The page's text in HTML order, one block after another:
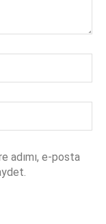
adımı, e-posta